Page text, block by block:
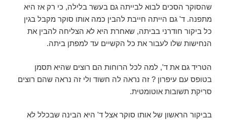
שהסוקר הסכים לבוא לבייתה גם בעשר בלילה, כי רק אז היא
מתפנה. ד' גם הייתה חייבת להבין כמה אותו סוקר מקבל בגין
כל ביקור חודרני בביתה, שאחרת היא לא הצליחה להבין את
הנחישות שלו לעבור את כל הקשיים עד למפתן ביתה.
הטריד גם את ד', למה לכל הרוחות הם רוצים שהיא תסמן
בטופס עם עיפרון ? זה נראה לה חשוד ולי זה נראה שהם רוצים
סריקת תשובות אוטומטית.
בביקור הראשון של אותו סוקר אצל ד' היא הבינה שבכלל לא